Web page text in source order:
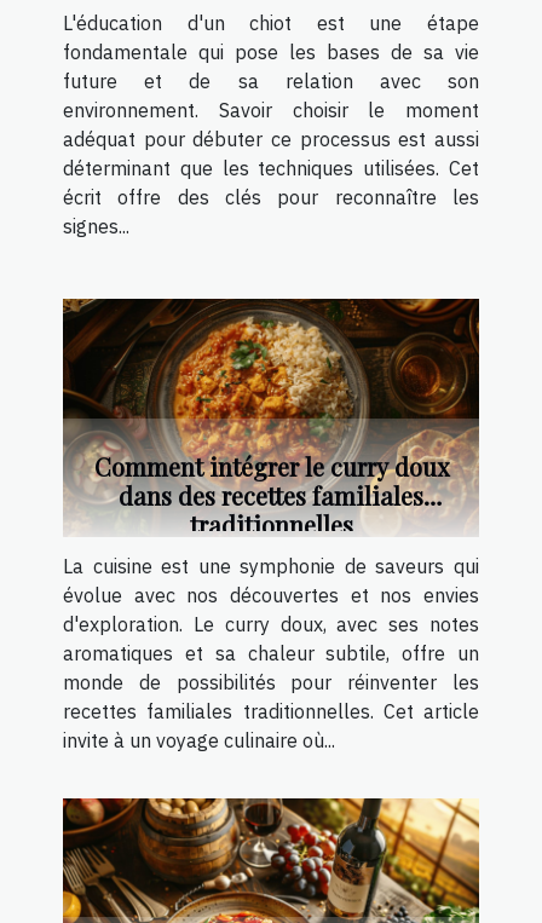
L'éducation d'un chiot est une étape
fondamentale qui pose les bases de sa vie
future et de sa relation avec son
environnement. Savoir choisir le moment
adéquat pour débuter ce processus est aussi
déterminant que les techniques utilisées. Cet
écrit offre des clés pour reconnaître les
signes...
Comment intégrer le curry doux
dans des recettes familiales
traditionnelles
La cuisine est une symphonie de saveurs qui
évolue avec nos découvertes et nos envies
d'exploration. Le curry doux, avec ses notes
aromatiques et sa chaleur subtile, offre un
monde de possibilités pour réinventer les
recettes familiales traditionnelles. Cet article
invite à un voyage culinaire où...